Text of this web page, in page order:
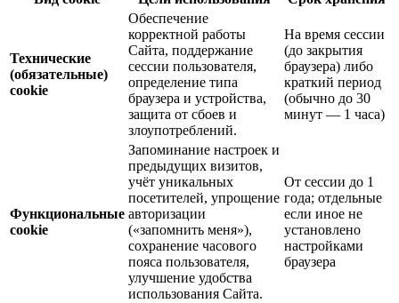
Технические
(обязательные)
cookie
Обеспечение
корректной работы
Сайта, поддержание
сессии пользователя,
определение типа
браузера и устройства,
защита от сбоев и
злоупотреблений.
На время сессии
(до закрытия
браузера) либо
краткий период
(обычно до 30
минут — 1 часа)
Функциональные
cookie
Запоминание настроек и
предыдущих визитов,
учёт уникальных
посетителей, упрощение
авторизации
(«запомнить меня»),
сохранение часового
пояса пользователя,
улучшение удобства
использования Сайта.
От сессии до 1
года; отдельные
если иное не
установлено
настройками
браузера